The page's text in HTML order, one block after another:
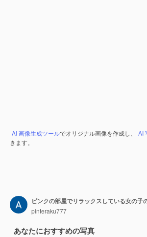
AI 画像生成ツールでオリジナル画像を作成し、 AI
きます。
ピンクの部屋でリラックスしている女の子
pinteraku777
あなたにおすすめの写真